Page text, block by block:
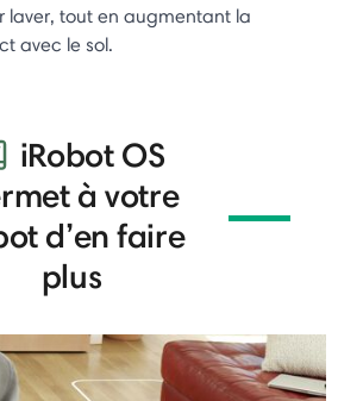
laver, tout en augmentant la
avec le sol.
iRobot OS
à votre
d’en faire
plus